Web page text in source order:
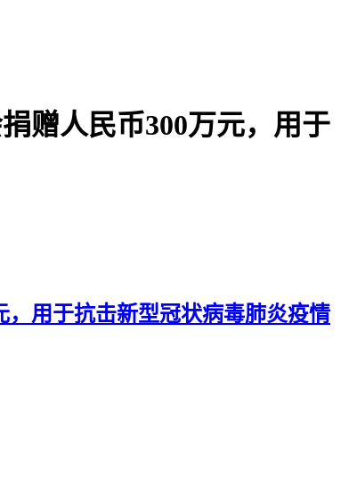
赠人民币300万元，用于
用于抗击新型冠状病毒肺炎疫情